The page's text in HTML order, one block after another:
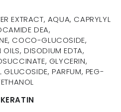
EXTRACT, AQUA, CAPRYLYL
DEA,
COCO-GLUCOSIDE,
OILS, DISODIUM EDTA,
GLYCERIN,
GLUCOSIDE, PARFUM, PEG-